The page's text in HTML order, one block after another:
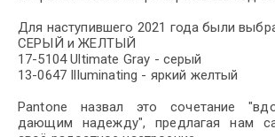
Для наступившего 2021 года были
СЕРЫЙ и ЖЕЛТЫЙ
17-5104 Ultimate Gray - серый
13-0647 Illuminating - яркий желтый
Pantone назвал это сочетание
дающим надежду", предлагая нам